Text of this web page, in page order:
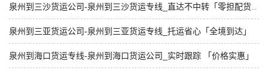
泉州到三沙货运公司-泉州到三沙货运专线_直达不中转「零担配货」
泉州到三亚货运公司-泉州到三亚货运专线_托运省心「全境到达」
泉州到海口货运专线-泉州到海口货运公司_实时跟踪 「价格实惠」